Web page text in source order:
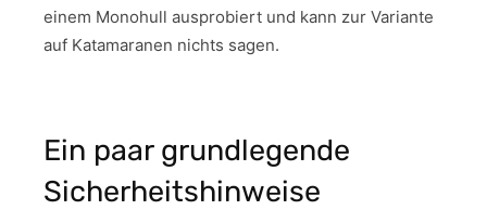
einem Monohull ausprobiert und kann zur Variante
auf Katamaranen nichts sagen.
Ein paar grundlegende
Sicherheitshinweise